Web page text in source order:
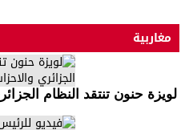
مغاربية
لويزة حنون تنتقد النظام